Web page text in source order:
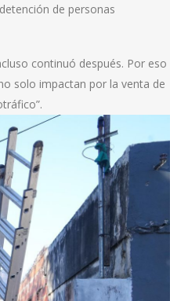
de personas
continuó después. Por eso
solo impactan por la venta de